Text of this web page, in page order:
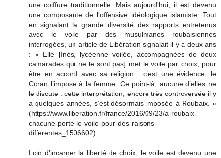
une coiffure traditionnelle. Mais aujourd'hui, il est devenu
une composante de l'offensive idéologique islamiste. Tout
en signalant la grande diversité des rapports entretenus
avec le voile par des musulmanes roubaisiennes
interrogées, un article de Libération signalait il y a deux ans
: « Elle [Inès, lycéenne voilée, accompagnées de deux
camarades qui ne le sont pas] met le voile par choix, pour
être en accord avec sa religion : c’est une évidence, le
Coran l’impose à la femme. Ce point-là, aucune d’elles ne
le discute : cette interprétation, encore très controversée il y
a quelques années, s’est désormais imposée à Roubaix. »
(https://www.liberation.fr/france/2016/09/23/a-roubaix-
chacune-porte-le-voile-pour-des-raisons-
differentes_1506602).
Loin d'incarner la liberté de choix, le voile est devenu une